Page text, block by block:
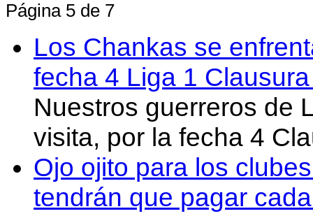
Página 5 de 7
Los Chankas se
fecha 4 Liga 1
Nuestros guerreros de
visita, por la fecha 4
Ojo ojito para los
tendrán que pagar